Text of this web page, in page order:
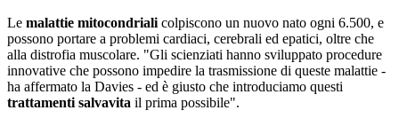
Le malattie mitocondriali colpiscono un nuovo nato ogni 6.500, e
possono portare a problemi cardiaci, cerebrali ed epatici, oltre che
alla distrofia muscolare. "Gli scienziati hanno sviluppato procedure
innovative che possono impedire la trasmissione di queste malattie -
ha affermato la Davies - ed è giusto che introduciamo questi
trattamenti salvavita il prima possibile".